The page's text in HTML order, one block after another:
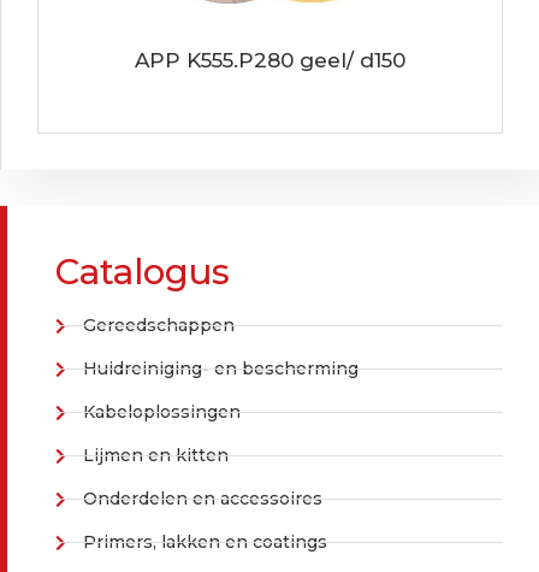
Catalogus
Gereedschappen
Huidreiniging- en bescherming
Kabeloplossingen
Lijmen en kitten
Onderdelen en accessoires
Primers, lakken en coatings
APP K555.P280 geel/ d150